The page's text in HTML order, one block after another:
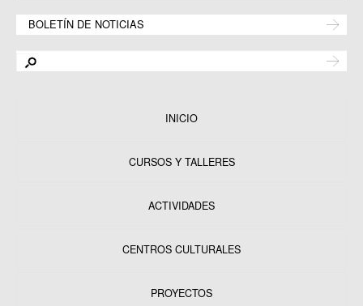
BOLETÍN DE NOTICIAS
INICIO
CURSOS Y TALLERES
ACTIVIDADES
CENTROS CULTURALES
PROYECTOS